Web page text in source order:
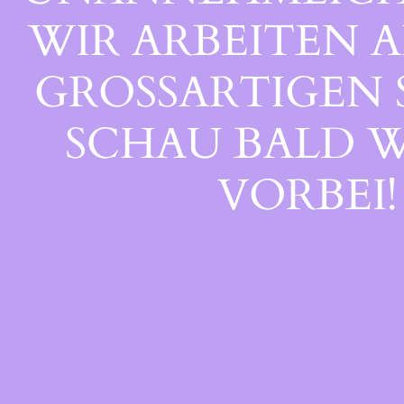
WIR ARBEITEN
GROSSARTIGEN
CHAU BALD
ORBEI!